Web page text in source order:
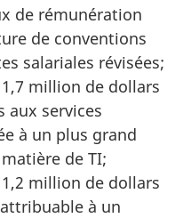
de rémunération
de conventions
salariales révisées;
million de dollars
aux services
à un plus grand
de TI;
million de dollars
à un